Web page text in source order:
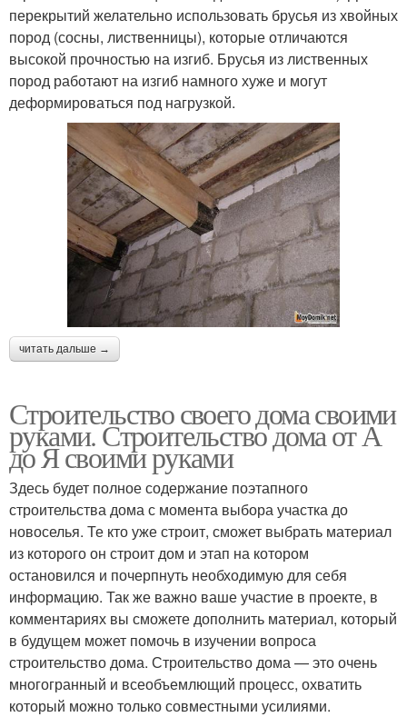
перекрытий желательно использовать брусья из хвойных
пород (сосны, лиственницы), которые отличаются
высокой прочностью на изгиб. Брусья из лиственных
пород работают на изгиб намного хуже и могут
деформироваться под нагрузкой.
читать дальше →
Строительство своего дома своими
руками. Строительство дома от А
до Я своими руками
Здесь будет полное содержание поэтапного
строительства дома с момента выбора участка до
новоселья. Те кто уже строит, сможет выбрать материал
из которого он строит дом и этап на котором
остановился и почерпнуть необходимую для себя
информацию. Так же важно ваше участие в проекте, в
комментариях вы сможете дополнить материал, который
в будущем может помочь в изучении вопроса
строительство дома. Строительство дома — это очень
многогранный и всеобъемлющий процесс, охватить
который можно только совместными усилиями.